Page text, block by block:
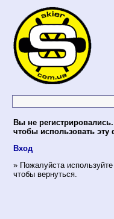
Вы не
чтобы использовать
Вход
» Пожалуйста
чтобы вернуться.